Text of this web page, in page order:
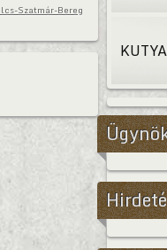
Szatmár-Bereg